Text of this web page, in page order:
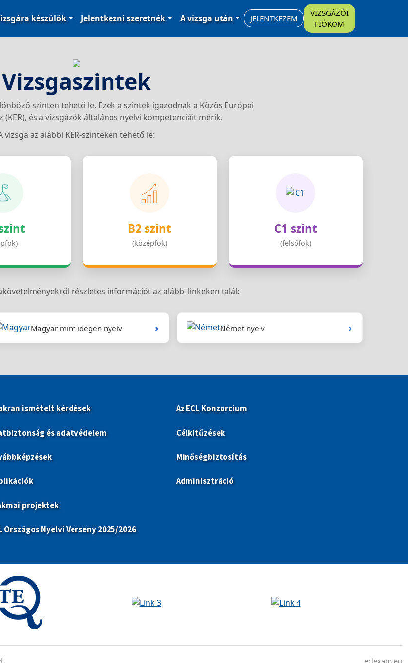
készülök Jelentkezni szeretnék A vizsga után JELENTKEZEM
VIZSGÁZÓI
FIÓKOM
Vizsgaszintek
szinten tehető le. Ezek a szintek igazodnak a Közös Európai
(KER), és a vizsgázók általános nyelvi kompetenciáit mérik.
vizsga az alábbi KER-szinteken tehető le:
B2 szint
(középfok)
C1 szint
(felsőfok)
részletes információt az alábbi linkeken talál:
Magyar mint idegen nyelv › Német nyelv ›
ismételt kérdések
és adatvédelem
projektek
Országos Nyelvi Verseny 2025/2026
Az ECL Konzorcium
Célkitűzések
Minőségbiztosítás
Adminisztráció
eclexam.eu